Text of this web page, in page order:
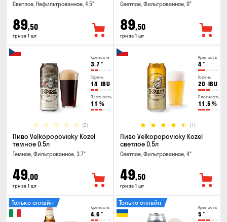
Светлое, Нефильтрованное, 4.5°
89,50
грн за 1 шт
Светлое, Фильтрованное, 0°
89,50
грн за 1 шт
Крепость
3.7 °
Горечь
14 IBU
Плотность
11 %
(0)
Пиво Velkopopovicky Kozel
темное 0.5л
Темное, Фильтрованное, 3.7°
49,00
грн за 1 шт
Крепость
4°
Горечь
20 IBU
Плотность
11.5 %
(1)
Пиво Velkopopovicky Kozel
светлое 0.5л
Светлое, Фильтрованное, 4°
49,50
грн за 1 шт
Крепость
4.6 °
Только онлайн
Крепость
5 °
Только онлайн